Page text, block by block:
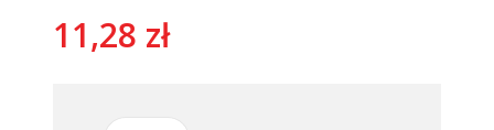
Cena
11,28 zł